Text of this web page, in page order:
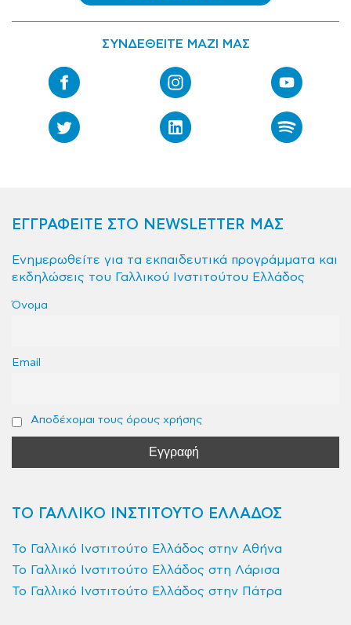
ΣΥΝΔΕΘΕΙΤΕ ΜΑΖΙ ΜΑΣ
ΕΓΓΡΑΦΕΙΤΕ ΣΤΟ NEWSLETTER ΜΑΣ
Ενημερωθείτε για τα εκπαιδευτικά προγράμματα και
εκδηλώσεις του Γαλλικού Ινστιτούτου Ελλάδος
Όνομα
Email
Αποδέχομαι τους όρους χρήσης
ΤΟ ΓΑΛΛΙΚΟ ΙΝΣΤΙΤΟΥΤΟ ΕΛΛΑΔΟΣ
Το Γαλλικό Ινστιτούτο Ελλάδος στην Αθήνα
Το Γαλλικό Ινστιτούτο Ελλάδος στη Λάρισα
Το Γαλλικό Ινστιτούτο Ελλάδος στην Πάτρα